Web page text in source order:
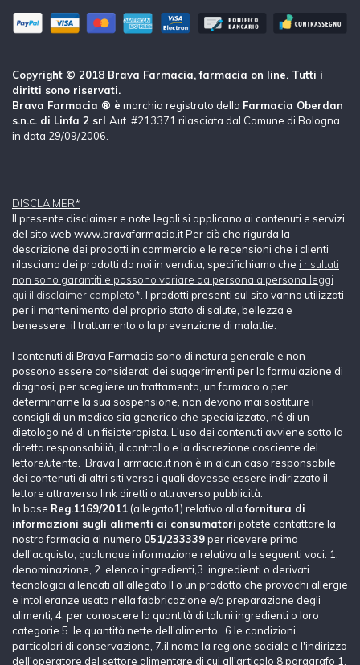
Copyright © 2018 Brava Farmacia, farmacia on line. Tutti i
diritti sono riservati.
Brava Farmacia ® è marchio registrato della Farmacia Oberdan
s.n.c. di Linfa 2 srl Aut. #213371 rilasciata dal Comune di Bologna
in data 29/09/2006.
DISCLAIMER*
Il presente disclaimer e note legali si applicano ai contenuti e servizi
del sito web www.bravafarmacia.it Per ciò che rigurda la
descrizione dei prodotti in commercio e le recensioni che i clienti
rilasciano dei prodotti da noi in vendita, specifichiamo che i risultati
non sono garantiti e possono variare da persona a persona leggi
qui il disclaimer completo* . I prodotti presenti sul sito vanno utilizzati
per il mantenimento del proprio stato di salute, bellezza e
benessere, il trattamento o la prevenzione di malattie.
I contenuti di Brava Farmacia sono di natura generale e non
possono essere considerati dei suggerimenti per la formulazione di
diagnosi, per scegliere un trattamento, un farmaco o per
determinarne la sua sospensione, non devono mai sostituire i
consigli di un medico sia generico che specializzato, né di un
dietologo né di un fisioterapista. L'uso dei contenuti avviene sotto la
diretta responsabilià, il controllo e la discrezione cosciente del
lettore/utente. Brava Farmacia.it non è in alcun caso responsabile
dei contenuti di altri siti verso i quali dovesse essere indirizzato il
lettore attraverso link diretti o attraverso pubblicità.
In base Reg.1169/2011 (allegato1) relativo allafornitura di
informazioni sugli alimenti ai consumatori potete contattare la
nostra farmacia al numero 051/233339per ricevere prima
dell'acquisto, qualunque informazione relativa alle seguenti voci: 1.
denominazione, 2. elenco ingredienti,3. ingredienti o derivati
tecnologici allencati all'allegato II o un prodotto che provochi allergie
e intolleranze usato nella fabbricazione e/o preparazione degli
alimenti, 4. per conoscere la quantità di taluni ingredienti o loro
categorie 5. le quantità nette dell'alimento, 6.le condizioni
particolari di conservazione, 7.il nome la regione sociale e l'indirizzo
dell'operatore del settore alimentare di cui all'articolo 8 paragrafo 1,